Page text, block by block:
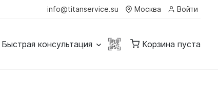
info@titanservice.su Москва Войти
Быстрая консультация Корзина пуста